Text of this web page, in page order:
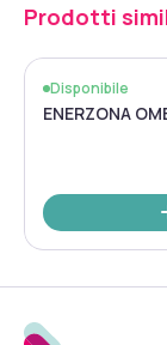
Prodotti
Disponibile
ENERZONA